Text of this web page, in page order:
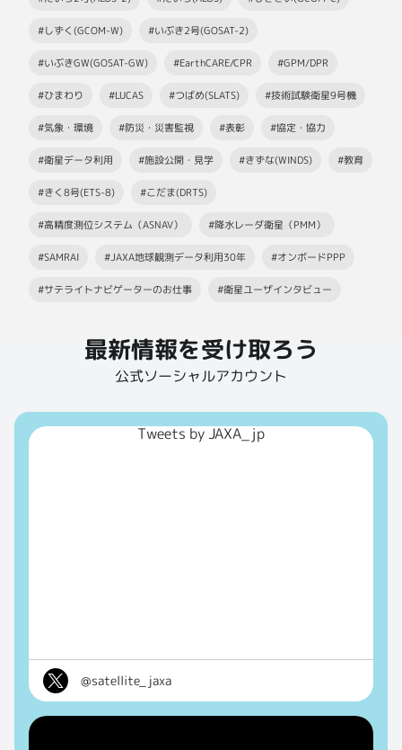
#しずく(GCOM-W) #いぶき2号(GOSAT-2)
#いぶきGW(GOSAT-GW) #EarthCARE/CPR #GPM/DPR
#ひまわり #LUCAS #つばめ(SLATS) #技術試験衛星9号機
#気象・環境 #防災・災害監視 #表彰 #協定・協力
#衛星データ利用 #施設公開・見学 #きずな(WINDS) #教育
#きく8号(ETS-8) #こだま(DRTS)
#高精度測位システム（ASNAV） #降水レーダ衛星（PMM）
#SAMRAI #JAXA地球観測データ利用30年 #オンボードPPP
#サテライトナビゲーターのお仕事 #衛星ユーザインタビュー
最新情報を受け取ろう
公式ソーシャルアカウント
Tweets by JAXA_jp
@satellite_jaxa